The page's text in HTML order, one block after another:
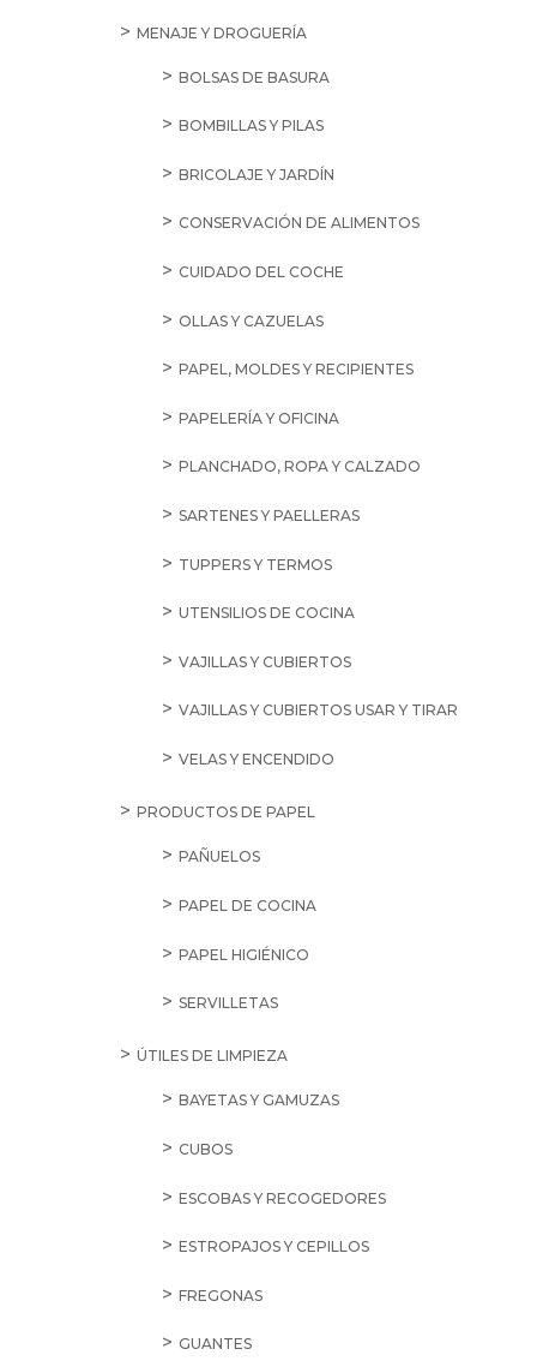
MENAJE Y DROGUERÍA
BOLSAS DE BASURA
BOMBILLAS Y PILAS
BRICOLAJE Y JARDÍN
CONSERVACIÓN DE ALIMENTOS
CUIDADO DEL COCHE
OLLAS Y CAZUELAS
PAPEL, MOLDES Y RECIPIENTES
PAPELERÍA Y OFICINA
PLANCHADO, ROPA Y CALZADO
SARTENES Y PAELLERAS
TUPPERS Y TERMOS
UTENSILIOS DE COCINA
VAJILLAS Y CUBIERTOS
VAJILLAS Y CUBIERTOS USAR Y TIRAR
VELAS Y ENCENDIDO
PRODUCTOS DE PAPEL
PAÑUELOS
PAPEL DE COCINA
PAPEL HIGIÉNICO
SERVILLETAS
ÚTILES DE LIMPIEZA
BAYETAS Y GAMUZAS
CUBOS
ESCOBAS Y RECOGEDORES
ESTROPAJOS Y CEPILLOS
FREGONAS
GUANTES